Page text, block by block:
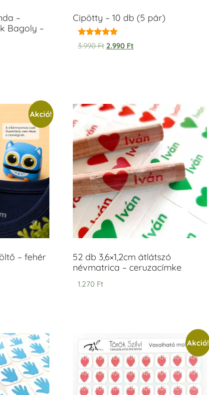
–
Bagoly –
Cipötty – 10 db (5 pár)
Értékelés:
5.00
3.990Ft 2.990 Ft
Akció!
– fehér
52 db 3,6×1,2cm átlátszó
névmatrica – ceruzacímke
1.270 Ft
Akció!